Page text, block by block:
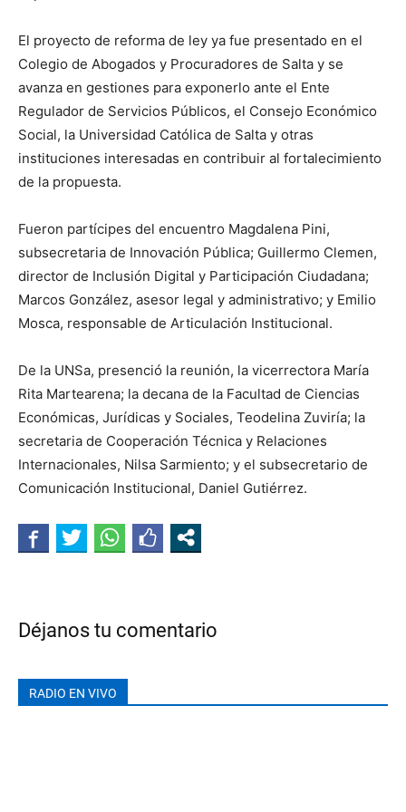
El proyecto de reforma de ley ya fue presentado en el
Colegio de Abogados y Procuradores de Salta y se
avanza en gestiones para exponerlo ante el Ente
Regulador de Servicios Públicos, el Consejo Económico
Social, la Universidad Católica de Salta y otras
instituciones interesadas en contribuir al fortalecimiento
de la propuesta.
Fueron partícipes del encuentro Magdalena Pini,
subsecretaria de Innovación Pública; Guillermo Clemen,
director de Inclusión Digital y Participación Ciudadana;
Marcos González, asesor legal y administrativo; y Emilio
Mosca, responsable de Articulación Institucional.
De la UNSa, presenció la reunión, la vicerrectora María
Rita Martearena; la decana de la Facultad de Ciencias
Económicas, Jurídicas y Sociales, Teodelina Zuviría; la
secretaria de Cooperación Técnica y Relaciones
Internacionales, Nilsa Sarmiento; y el subsecretario de
Comunicación Institucional, Daniel Gutiérrez.
Déjanos tu comentario
RADIO EN VIVO